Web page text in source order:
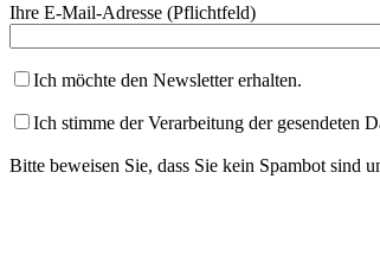
Ihre E-Mail-Adresse (Pflichtfeld)
Ich möchte den Newsletter erhalten.
Ich stimme der Verarbeitung der gesendeten
Bitte beweisen Sie, dass Sie kein Spambot sind